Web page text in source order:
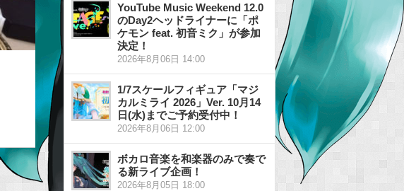
YouTube Music Weekend 12.0
のDay2ヘッドライナーに「ポ
ケモン feat. 初音ミク」が参加
決定！
2026年8月06日 14:00
1/7スケールフィギュア「マジ
カルミライ 2026」Ver. 10月14
日(水)までご予約受付中！
2026年8月06日 12:00
ボカロ音楽を和楽器のみで奏で
る新ライブ企画！
2026年8月05日 18:00